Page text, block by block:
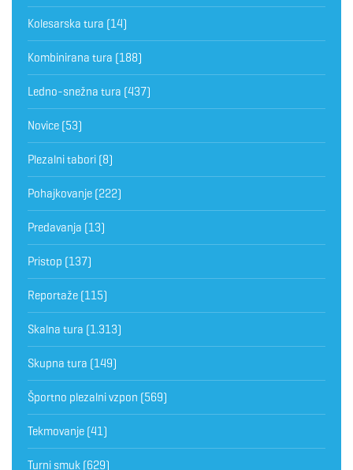
Kolesarska tura (14)
Kombinirana tura (188)
Ledno-snežna tura (437)
Novice (53)
Plezalni tabori (8)
Pohajkovanje (222)
Predavanja (13)
Pristop (137)
Reportaže (115)
Skalna tura (1.313)
Skupna tura (149)
Športno plezalni vzpon (569)
Tekmovanje (41)
Turni smuk (629)